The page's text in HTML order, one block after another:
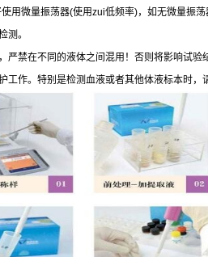
用微量振荡器(使用zui低频率)，如无微量振
测。
禁在不同的液体之间混用！否则将影响试验
工作。特别是检测血液或者其他体液标本时，